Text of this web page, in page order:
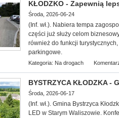
KŁODZKO - Zapewnią
Środa, 2026-06-24
(Inf. wł.). Nabiera tempa
części już służy celom
również do funkcji
parkingowe.
Kategoria: Na drogach
BYSTRZYCA KŁODZKA -
Środa, 2026-06-17
(Inf. wł.). Gmina Bystrzyca
LED w Starym Waliszowie.